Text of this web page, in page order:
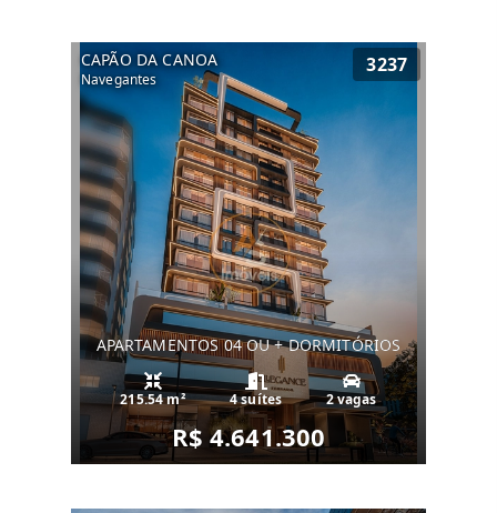
CAPÃO DA CANOA
Navegantes
3237
APARTAMENTOS 04 OU + DORMITÓRIOS
215.54 m² 4 suítes 2 vagas
R$ 4.641.300